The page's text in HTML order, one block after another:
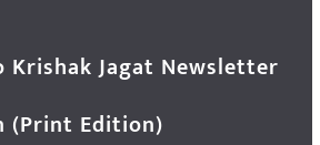
Krishak Jagat Newsletter
(Print Edition)